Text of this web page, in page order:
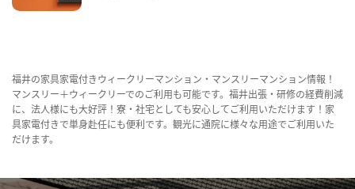
福井の家具家電付きウィークリーマンション・マンスリーマンション情報！
マンスリー＋ウィークリーでのご利用も可能です。福井出張・研修の経費削減
に、法人様にも大好評！寮・社宅としても安心してご利用いただけます！家
具家電付きで単身赴任にも便利です。観光に通院に様々な用途でご利用いた
だけます。